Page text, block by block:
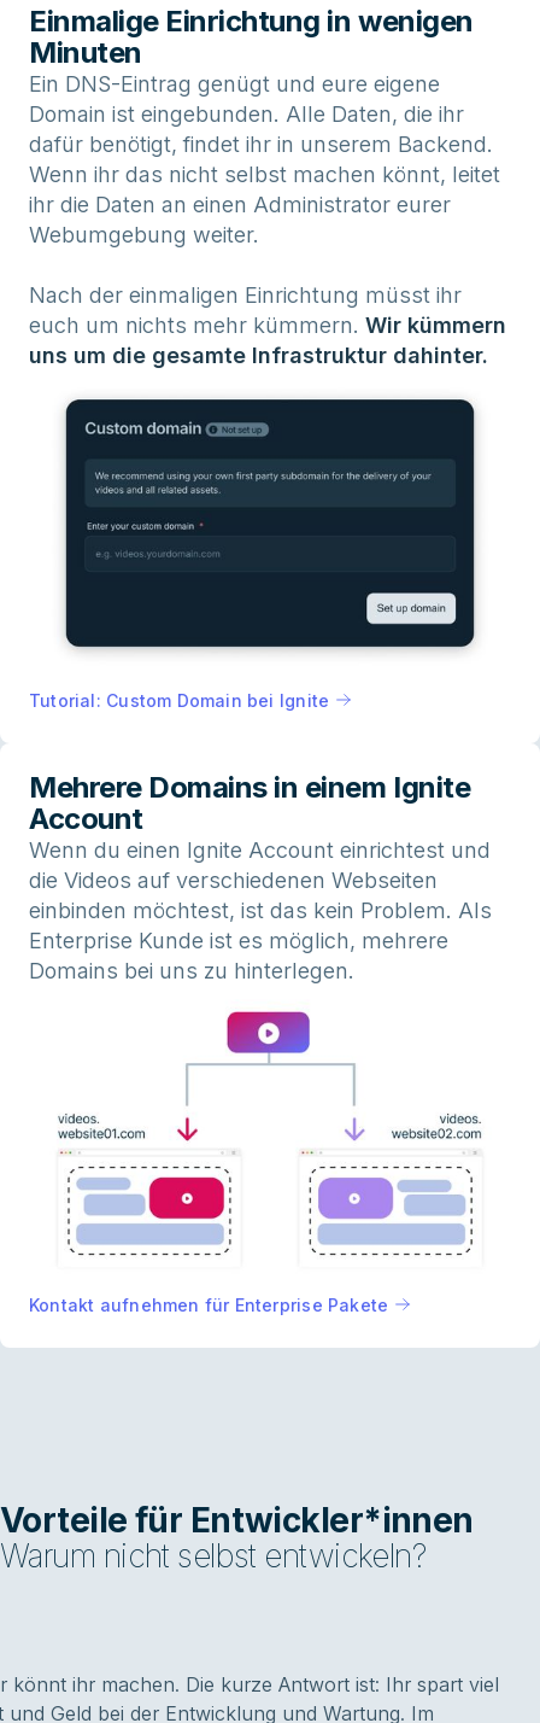
Einmalige Einrichtung in wenigen
Minuten
Ein DNS-Eintrag genügt und eure eigene
Domain ist eingebunden. Alle Daten, die ihr
dafür benötigt, findet ihr in unserem Backend.
Wenn ihr das nicht selbst machen könnt, leitet
ihr die Daten an einen Administrator eurer
Webumgebung weiter.
Nach der einmaligen Einrichtung müsst ihr
euch um nichts mehr kümmern. Wir kümmern
uns um die gesamte Infrastruktur dahinter.
Tutorial: Custom Domain bei Ignite
Mehrere Domains in einem Ignite
Account
Wenn du einen Ignite Account einrichtest und
die Videos auf verschiedenen Webseiten
einbinden möchtest, ist das kein Problem. Als
Enterprise Kunde ist es möglich, mehrere
Domains bei uns zu hinterlegen.
Kontakt aufnehmen für Enterprise Pakete
Vorteile für Entwickler*innen
Warum nicht selbst entwickeln?
könnt ihr machen. Die kurze Antwort ist: Ihr spart viel
und Geld bei der Entwicklung und Wartung. Im